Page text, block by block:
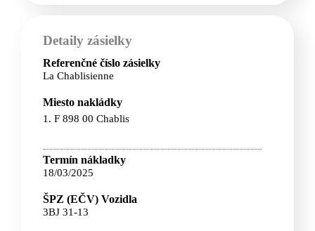
Detaily zásielky
Referenčné číslo zásielky
La Chablisienne
Miesto nakládky
1. F 898 00 Chablis
Termín nákladky
18/03/2025
ŠPZ (EČV) Vozidla
3BJ 31-13